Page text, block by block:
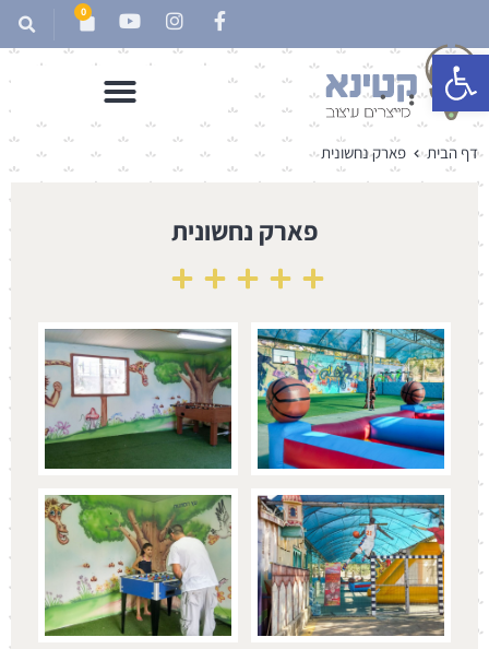
פתח סרגל נגישות
0
דף הבית פארק נחשונית
פארק נחשונית